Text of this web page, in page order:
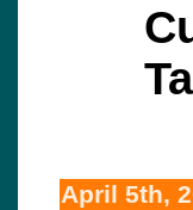
April 5th,